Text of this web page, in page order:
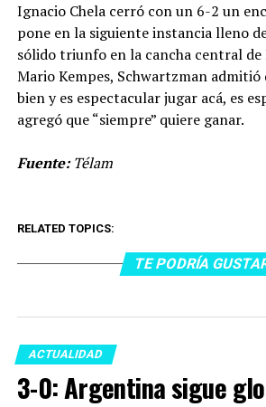
Ignacio Chela cerró con un 6-2 un
pone en la siguiente instancia lleno
sólido triunfo en la cancha central
Mario Kempes, Schwartzman admitió
bien y es espectacular jugar acá, es
agregó que “siempre” quiere ganar.
Fuente:Télam
RELATED TOPICS:
TE PODRÍA
ACTUALIDAD
3-0: Argentina sigue